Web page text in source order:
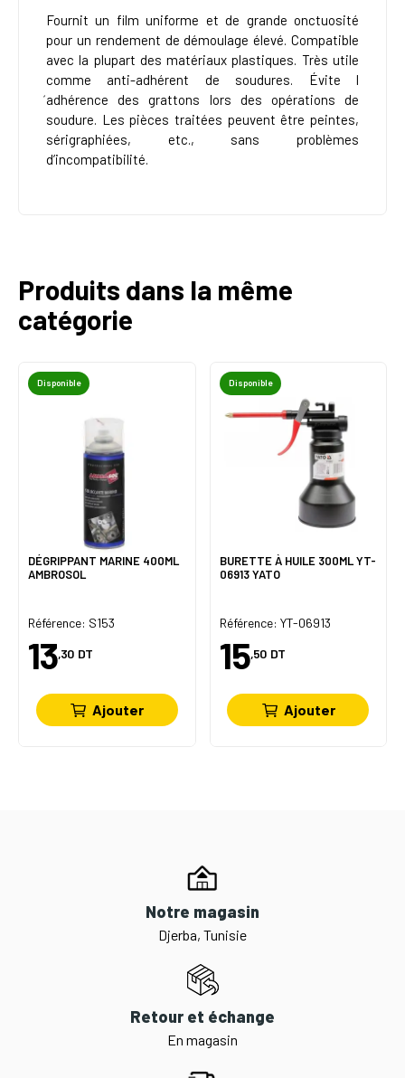
Fournit un film uniforme et de grande onctuosité
pour un rendement de démoulage élevé. Compatible
avec la plupart des matériaux plastiques. Très utile
comme anti-adhérent de soudures. Évite l
́adhérence des grattons lors des opérations de
soudure. Les pièces traitées peuvent être peintes,
sérigraphiées, etc., sans problèmes
d’incompatibilité.
Produits dans la même
catégorie
Disponible
DÉGRIPPANT MARINE 400ML
AMBROSOL
Référence: S153
13,30 DT
Ajouter
Disponible
BURETTE À HUILE 300ML YT-
06913 YATO
Référence: YT-06913
15,50 DT
Ajouter
Notre magasin
Djerba, Tunisie
Retour et échange
En magasin